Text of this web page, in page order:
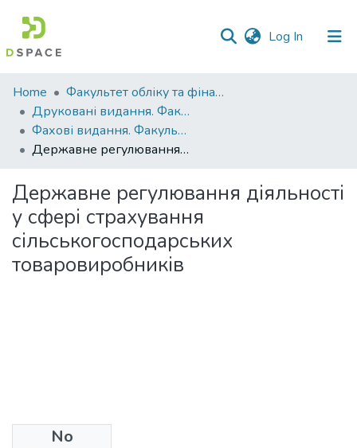
Log In (current)
Communities
&
Collections
All of DSpace
Statistics
Home
Факультет обліку та фінансів
Друковані видання. Факультет обліку та фінансів
Фахові видання. Факультет обліку та фінансів
Державне регулювання діяльності у сфері страхування сільськогосподарських товаровиробників
Державне регулювання діяльності
у сфері страхування
сільськогосподарських
товаровиробників
No